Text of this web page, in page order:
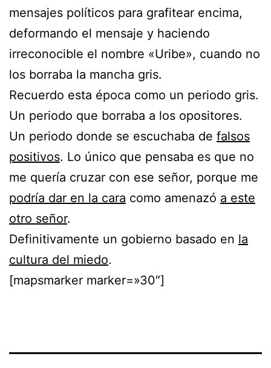
mensajes políticos para grafitear encima,
deformando el mensaje y haciendo
irreconocible el nombre «Uribe», cuando no
los borraba la mancha gris.
Recuerdo esta época como un periodo gris.
Un periodo que borraba a los opositores.
Un periodo donde se escuchaba de falsos
positivos. Lo único que pensaba es que no
me quería cruzar con ese señor, porque me
podría dar en la cara como amenazó a este
otro señor.
Definitivamente un gobierno basado en la
cultura del miedo.
[mapsmarker marker=»30″]